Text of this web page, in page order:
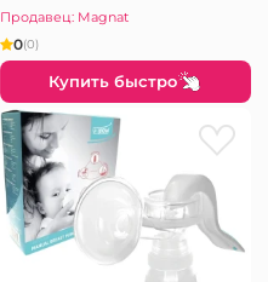
Продавец: Magnat
0(0)
Купить быстро